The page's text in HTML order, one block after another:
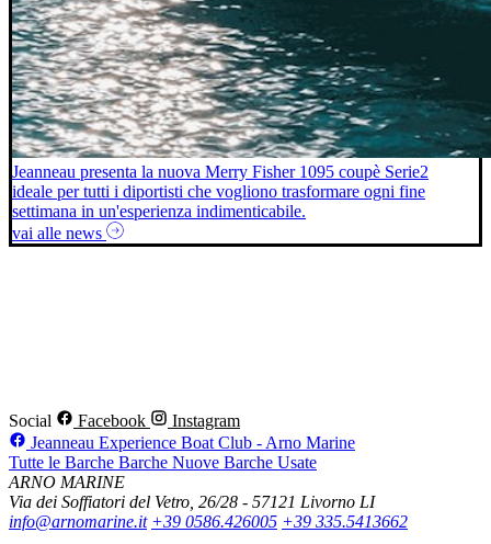
Jeanneau presenta la nuova Merry Fisher 1095 coupè Serie2
ideale per tutti i diportisti che vogliono trasformare ogni fine
settimana in un'esperienza indimenticabile.
vai alle news
Social Facebook
Instagram
Jeanneau Experience Boat Club - Arno Marine
Tutte le Barche Barche Nuove Barche Usate
ARNO MARINE
Via dei Soffiatori del Vetro, 26/28 - 57121 Livorno LI
info@arnomarine.it +39 0586.426005 +39 335.5413662